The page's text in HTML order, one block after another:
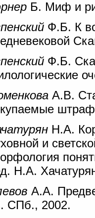
Б. Миф и
Ф.Б. К
Ф.Б.
А.В.
Н.А.
и
Н.А.
А.А.
СПб., 2002.